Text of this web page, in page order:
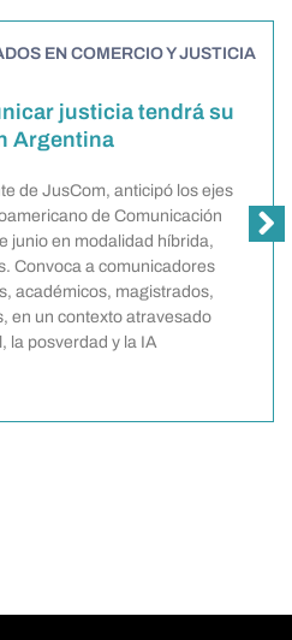
EN COMERCIO Y JUSTICIA
justicia tendrá su
Argentina
de JusCom, anticipó los ejes
de Comunicación
junio en modalidad híbrida,
Convoca a comunicadores
académicos, magistrados,
en un contexto atravesado
la posverdad y la IA